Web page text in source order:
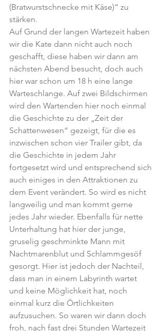
(Bratwurstschnecke mit Käse)“ zu
stärken.
Auf Grund der langen Wartezeit haben
wir die Kate dann nicht auch noch
geschafft, diese haben wir dann am
nächsten Abend besucht, doch auch
hier war schon um 18 h eine lange
Warteschlange. Auf zwei Bildschirmen
wird den Wartenden hier noch einmal
die Geschichte zu der „Zeit der
Schattenwesen“ gezeigt, für die es
inzwischen schon vier Trailer gibt, da
die Geschichte in jedem Jahr
fortgesetzt wird und entsprechend sich
auch einiges in den Attraktionen zu
dem Event verändert. So wird es nicht
langweilig und man kommt gerne
jedes Jahr wieder. Ebenfalls für nette
Unterhaltung hat hier der junge,
gruselig geschminkte Mann mit
Nachtmarenblut und Schlammgesöf
gesorgt. Hier ist jedoch der Nachteil,
dass man in einem Labyrinth wartet
und keine Möglichkeit hat, noch
einmal kurz die Örtlichkeiten
aufzusuchen. So waren wir dann doch
froh, nach fast drei Stunden Wartezeit